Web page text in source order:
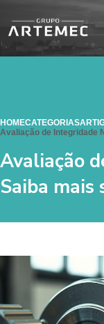
HOMECATEGORIAS
Avaliação de Integridade
Avaliação
Saiba mais